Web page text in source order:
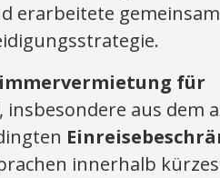
erarbeitete
für
, insbesondere aus dem
innerhalb